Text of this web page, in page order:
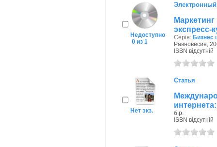
Недоступно
0 из 1
Электронный
экспресс-
Серія: Бизнес
Равновесие,
ISBN відсутній
Нет экз.
Статья
б.р.
ISBN відсутній